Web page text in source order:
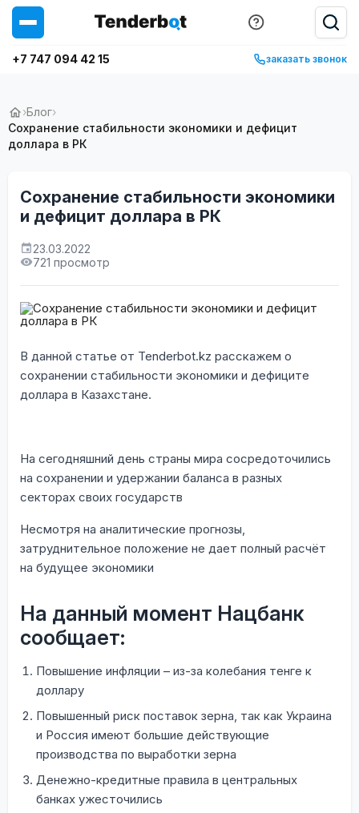
+7 747 094 42 15 заказать звонок
›Блог›
Сохранение стабильности экономики и дефицит
доллара в РК
Сохранение стабильности экономики
и дефицит доллара в РК
23.03.2022
721 просмотр
В данной статье от Tenderbot.kz расскажем о
сохранении стабильности экономики и дефиците
доллара в Казахстане.
На сегодняшний день страны мира сосредоточились
на сохранении и удержании баланса в разных
секторах своих государств
Несмотря на аналитические прогнозы,
затруднительное положение не дает полный расчёт
на будущее экономики
На данный момент Нацбанк
сообщает:
Повышение инфляции – из-за колебания тенге к
доллару
Повышенный риск поставок зерна, так как Украина
и Россия имеют большие действующие
производства по выработки зерна
Денежно-кредитные правила в центральных
банках ужесточились